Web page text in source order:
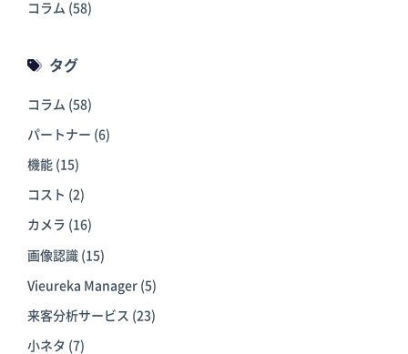
コラム (58)
タグ
コラム (58)
パートナー (6)
機能 (15)
コスト (2)
カメラ (16)
画像認識 (15)
Vieureka Manager (5)
来客分析サービス (23)
小ネタ (7)